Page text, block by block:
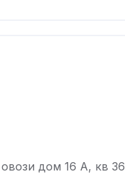
дом 16 А, кв 36